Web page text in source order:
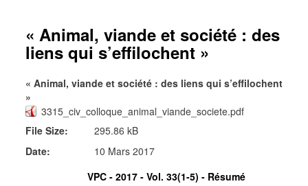
« Animal, viande et société : des
liens qui s’effilochent »
« Animal, viande et société : des liens qui s’effilochent
»
3315_civ_colloque_animal_viande_societe.pdf
File Size:
295.86 kB
Date:
10 Mars 2017
VPC - 2017 - Vol. 33(1-5) - Résumé